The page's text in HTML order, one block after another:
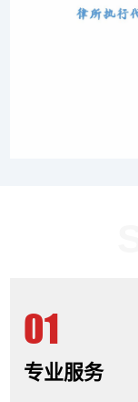
01
专业服务